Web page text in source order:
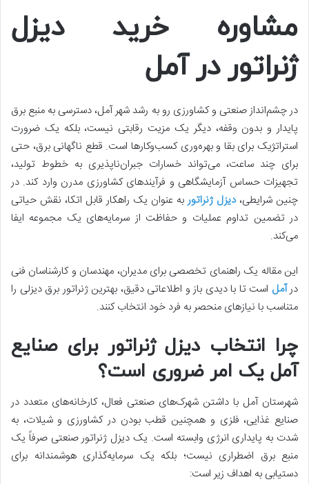
مشاوره خرید دیزل
ژنراتور در آمل
در چشم‌انداز صنعتی و کشاورزی رو به رشد شهر آمل، دسترسی به منبع برق
پایدار و بدون وقفه، دیگر یک مزیت رقابتی نیست، بلکه یک ضرورت
استراتژیک برای بقا و بهره‌وری کسب‌وکارها است. قطع ناگهانی برق، حتی
برای چند ساعت، می‌تواند خسارات جبران‌ناپذیری به خطوط تولید،
تجهیزات حساس آزمایشگاهی و فرآیندهای کشاورزی مدرن وارد کند. در
چنین شرایطی،دیزل ژنراتور به عنوان یک راهکار قابل اتکا، نقش حیاتی
در تضمین تداوم عملیات و حفاظت از سرمایه‌های یک مجموعه ایفا
می‌کند.
این مقاله یک راهنمای تخصصی برای مدیران، مهندسان و کارشناسان فنی
درآمل است تا با دیدی باز و اطلاعاتی دقیق، بهترین ژنراتور برق دیزلی را
متناسب با نیازهای منحصر به فرد خود انتخاب کنند.
چرا انتخاب دیزل ژنراتور برای صنایع
آمل یک امر ضروری است؟
شهرستان آمل با داشتن شهرک‌های صنعتی فعال، کارخانه‌های متعدد در
صنایع غذایی، فلزی و همچنین قطب بودن در کشاورزی و شیلات، به
شدت به پایداری انرژی وابسته است. یک دیزل ژنراتور صنعتی صرفاً یک
منبع برق اضطراری نیست؛ بلکه یک سرمایه‌گذاری هوشمندانه برای
دستیابی به اهداف زیر است: